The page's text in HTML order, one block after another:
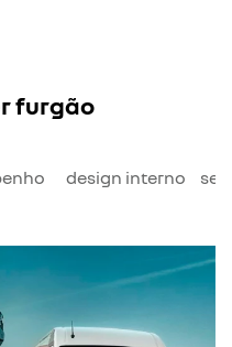
furgão
design interno